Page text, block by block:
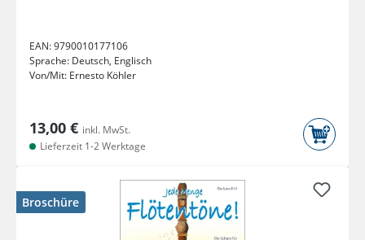
EAN:9790010177106
Sprache: Deutsch, Englisch
Von/Mit: Ernesto Köhler
13,00 € inkl. MwSt.
Lieferzeit 1-2 Werktage
Broschüre